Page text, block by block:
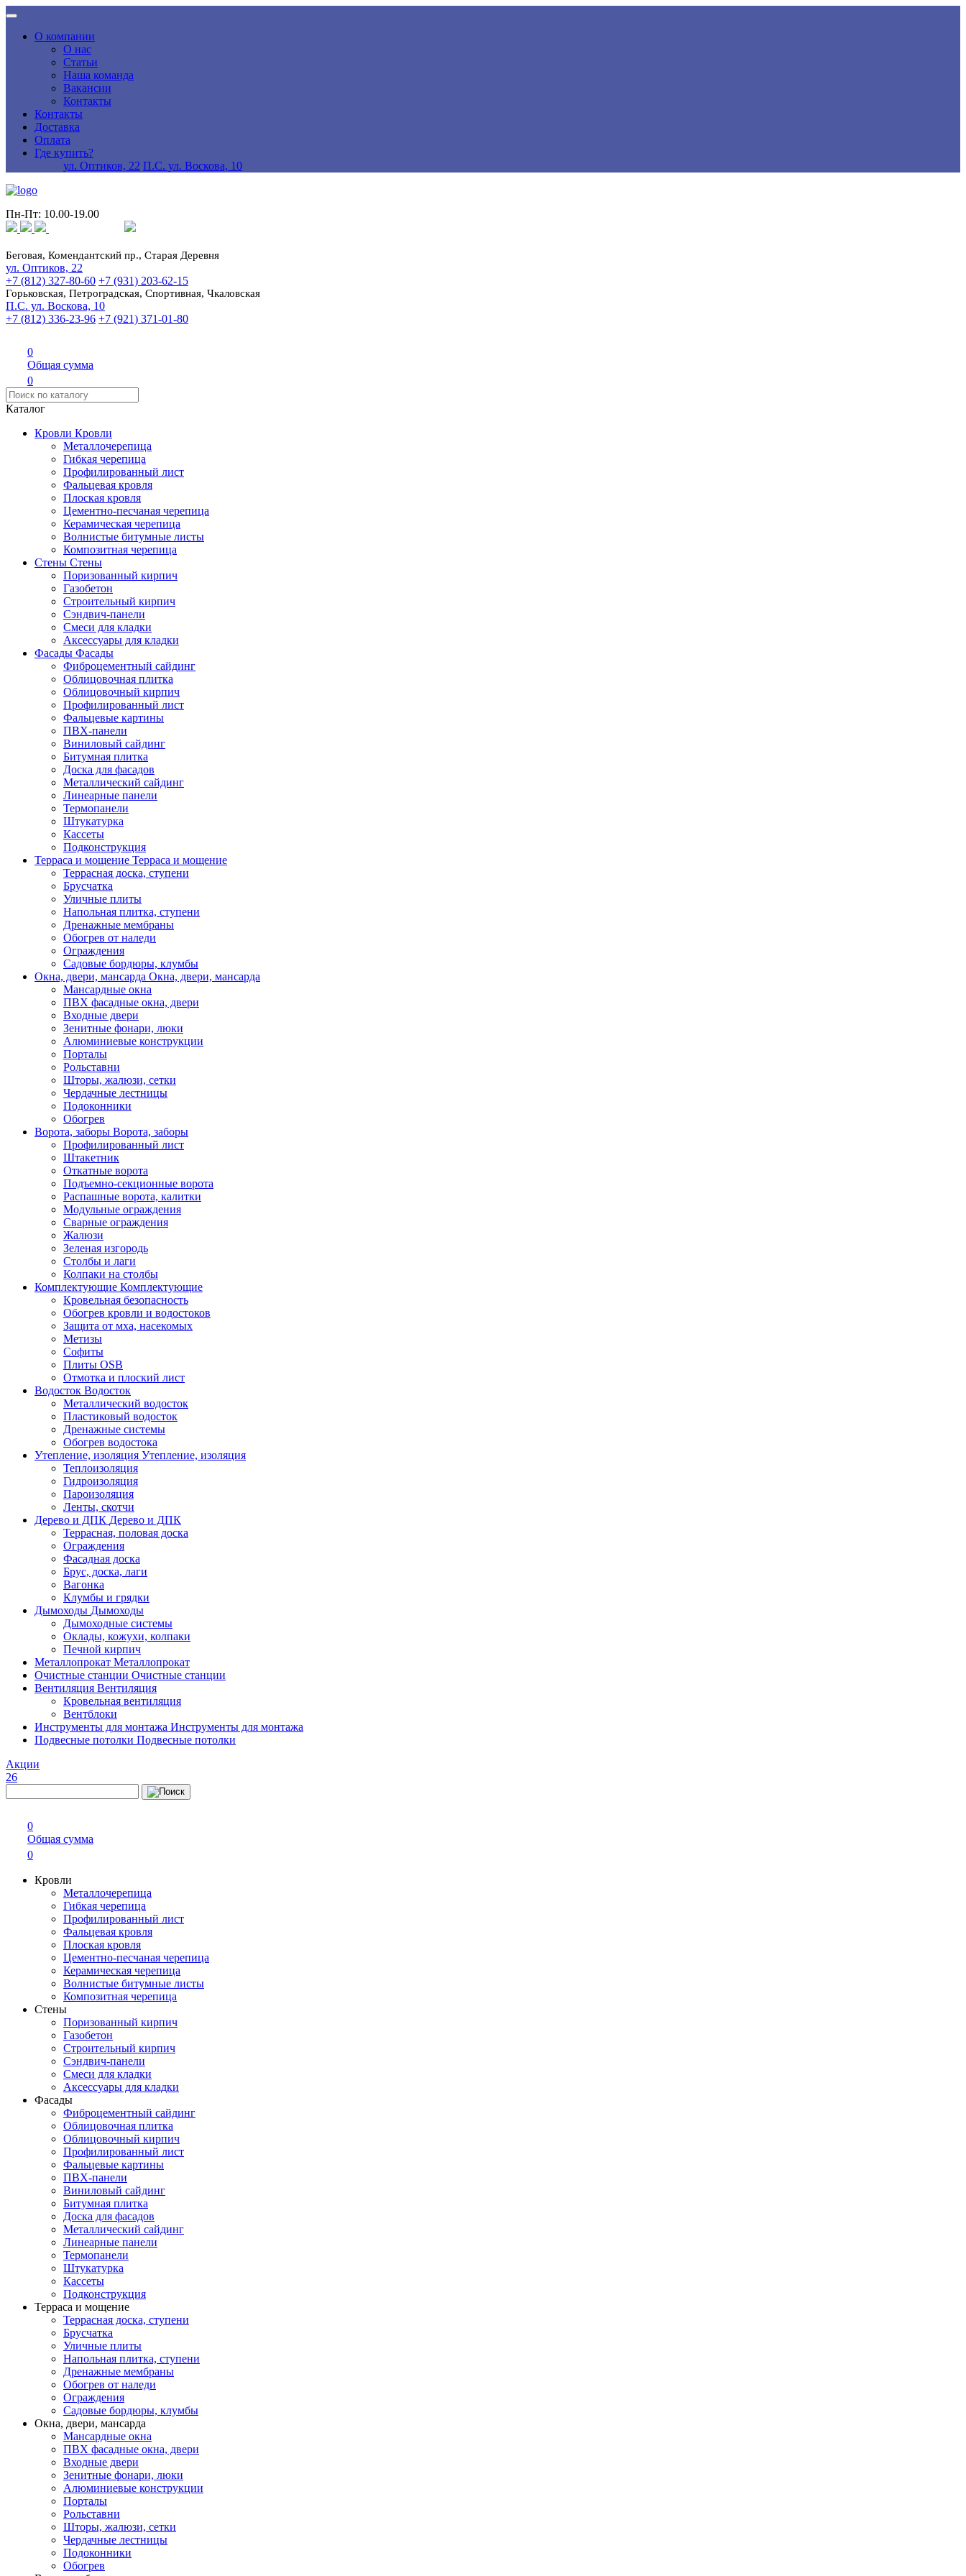
О компании
О нас
Статьи
Наша команда
Вакансии
Контакты
Контакты
Доставка
Оплата
Где купить?
ул. Оптиков, 22 П.С. ул. Воскова, 10
Пн-Пт: 10.00-19.00
Беговая, Комендантский пр., Старая Деревня
ул. Оптиков, 22
+7 (812) 327-80-60 +7 (931) 203-62-15
Горьковская, Петроградская, Спортивная, Чкаловская
П.С. ул. Воскова, 10
+7 (812) 336-23-96 +7 (921) 371-01-80
0
Общая сумма
0
Каталог
Кровли Кровли
Металлочерепица
Гибкая черепица
Профилированный лист
Фальцевая кровля
Плоская кровля
Цементно-песчаная черепица
Керамическая черепица
Волнистые битумные листы
Композитная черепица
Стены Стены
Поризованный кирпич
Газобетон
Строительный кирпич
Сэндвич-панели
Смеси для кладки
Аксессуары для кладки
Фасады Фасады
Фиброцементный сайдинг
Облицовочная плитка
Облицовочный кирпич
Профилированный лист
Фальцевые картины
ПВХ-панели
Виниловый сайдинг
Битумная плитка
Доска для фасадов
Металлический сайдинг
Линеарные панели
Термопанели
Штукатурка
Кассеты
Подконструкция
Терраса и мощение Терраса и мощение
Террасная доска, ступени
Брусчатка
Уличные плиты
Напольная плитка, ступени
Дренажные мембраны
Обогрев от наледи
Ограждения
Садовые бордюры, клумбы
Окна, двери, мансарда Окна, двери, мансарда
Мансардные окна
ПВХ фасадные окна, двери
Входные двери
Зенитные фонари, люки
Алюминиевые конструкции
Порталы
Рольставни
Шторы, жалюзи, сетки
Чердачные лестницы
Подоконники
Обогрев
Ворота, заборы Ворота, заборы
Профилированный лист
Штакетник
Откатные ворота
Подъемно-секционные ворота
Распашные ворота, калитки
Модульные ограждения
Сварные ограждения
Жалюзи
Зеленая изгородь
Столбы и лаги
Колпаки на столбы
Комплектующие Комплектующие
Кровельная безопасность
Обогрев кровли и водостоков
Защита от мха, насекомых
Метизы
Софиты
Плиты OSB
Отмотка и плоский лист
Водосток Водосток
Металлический водосток
Пластиковый водосток
Дренажные системы
Обогрев водостока
Утепление, изоляция Утепление, изоляция
Теплоизоляция
Гидроизоляция
Пароизоляция
Ленты, скотчи
Дерево и ДПК Дерево и ДПК
Террасная, половая доска
Ограждения
Фасадная доска
Брус, доска, лаги
Вагонка
Клумбы и грядки
Дымоходы Дымоходы
Дымоходные системы
Оклады, кожухи, колпаки
Печной кирпич
Металлопрокат Металлопрокат
Очистные станции Очистные станции
Вентиляция Вентиляция
Кровельная вентиляция
Вентблоки
Инструменты для монтажа Инструменты для монтажа
Подвесные потолки Подвесные потолки
Акции
26
0
Общая сумма
0
Кровли
Металлочерепица
Гибкая черепица
Профилированный лист
Фальцевая кровля
Плоская кровля
Цементно-песчаная черепица
Керамическая черепица
Волнистые битумные листы
Композитная черепица
Стены
Поризованный кирпич
Газобетон
Строительный кирпич
Сэндвич-панели
Смеси для кладки
Аксессуары для кладки
Фасады
Фиброцементный сайдинг
Облицовочная плитка
Облицовочный кирпич
Профилированный лист
Фальцевые картины
ПВХ-панели
Виниловый сайдинг
Битумная плитка
Доска для фасадов
Металлический сайдинг
Линеарные панели
Термопанели
Штукатурка
Кассеты
Подконструкция
Терраса и мощение
Террасная доска, ступени
Брусчатка
Уличные плиты
Напольная плитка, ступени
Дренажные мембраны
Обогрев от наледи
Ограждения
Садовые бордюры, клумбы
Окна, двери, мансарда
Мансардные окна
ПВХ фасадные окна, двери
Входные двери
Зенитные фонари, люки
Алюминиевые конструкции
Порталы
Рольставни
Шторы, жалюзи, сетки
Чердачные лестницы
Подоконники
Обогрев